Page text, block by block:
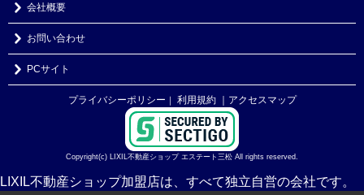
会社概要
お問い合わせ
PCサイト
プライバシーポリシー ｜ 利用規約 ｜アクセスマップ
Copyright(c) LIXIL不動産ショップ エステート三松 All rights reserved.
LIXIL不動産ショップ加盟店は、すべて独立自営の会社です。